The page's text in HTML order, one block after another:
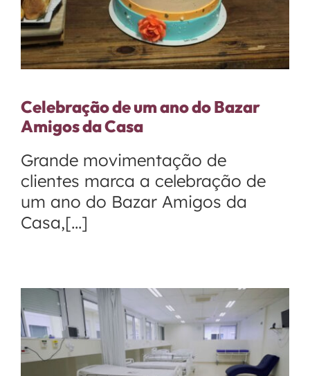
Celebração de um ano do Bazar
Amigos da Casa
Grande movimentação de
clientes marca a celebração de
um ano do Bazar Amigos da
Casa,[...]